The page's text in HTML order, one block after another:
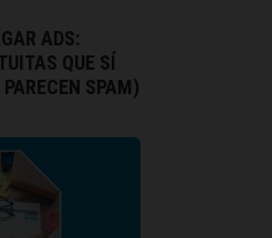
ADS:
QUE SÍ
SPAM)